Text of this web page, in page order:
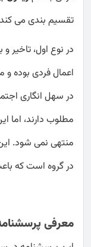
تقسیم بندی می
در نوع اول، تاخیر
اعمال فردی بوده و
در سهل انگاری
مطلوب دارند، اما
منتهی نمی شود.
در گروه است که
معرفی